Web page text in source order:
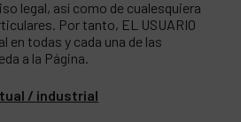
legal, así como de cualesquiera
Por tanto, EL USUARIO
en todas y cada una de las
a la Página.
/ industrial